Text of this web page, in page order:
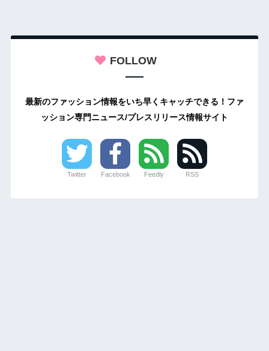
FOLLOW
最新のファッション情報をいち早くキャッチできる！ファ
ッション専門ニュース/プレスリリース情報サイト
Twitter Facebook Feedly RSS